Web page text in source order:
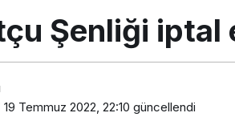
Şenliği
19 Temmuz 2022, 22:10 güncellendi